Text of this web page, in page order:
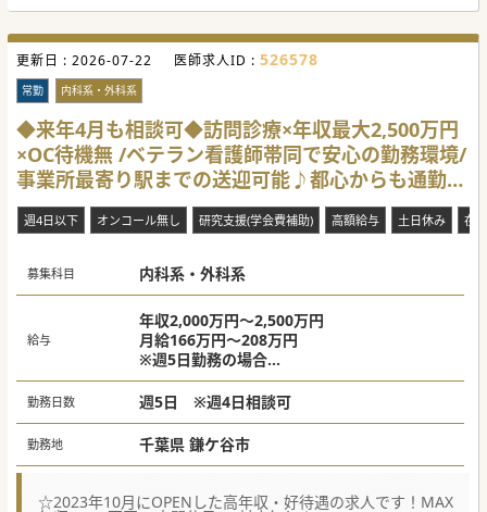
注射器を用いた注入系の自費診療専門の業務となります。
■ボトックス注射および独自の鼻育メニューへの対応が必須
となり、ヒアルロン酸注入が可能な先生は尚歓迎です。
■病院勤務のようなオンコールや当直および急患対応は一切
なく、電子カルテを用いたスマートでスムーズな診療を展開
します。
【医療機関情報】
■千葉の二子玉川と称される新浦安エリアにて、2026年10
月に新規オープン予定の美容専門の分院立ち上げです。
■最寄り駅から徒歩3分という好立地に位置しており、今な
ら勤務時間や勤務曜日の相談にも柔軟に対応します。週4日
■新規開院の立ち上げに携わることで、分院展開のノウハウ
を間近で学びながら医院経営のノウハウを習得できます。
更新日 : 2026-07-22 医師求人ID : 526578
常勤 内科系・外科系
◆来年4月も相談可◆訪問診療×年収最大2,500万円
×OC待機無 /ベテラン看護師帯同で安心の勤務環境/
事業所最寄り駅までの送迎可能♪都心からも通勤1
時間以内！
週4日以下 オンコール無し 研究支援(学会費補助) 高額給与 土日休み 在
募集科目 内科系・外科系
給与
年収2,000万円～2,500万円
月給166万円～208万円
※週5日勤務の場合
☆インセンティブ支給有
※週4日：年収1,600万円～2,000万円
※週5日：年収2,000万円～2,360万円
※訪問診療のご経験・スキル、先生のお人柄
※インセンティブ：オンコール対応、1回20,0
勤務日数 週5日 ※週4日相談可
勤務地 千葉県 鎌ケ谷市
☆2023年10月にOPENした高年収・好待遇の求人です！MAX